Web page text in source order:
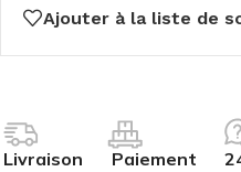
Ajouter à la liste de
Livraison Paiement